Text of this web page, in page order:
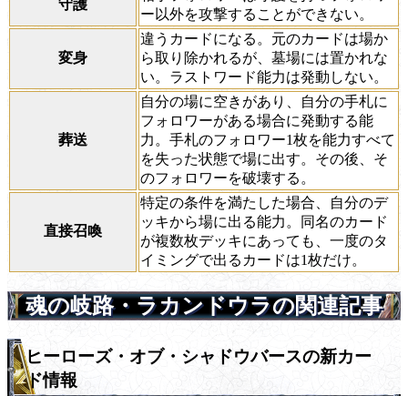
守護
ー以外を攻撃することができない。
変身
違うカードになる。元のカードは場か
ら取り除かれるが、墓場には置かれな
い。ラストワード能力は発動しない。
葬送
自分の場に空きがあり、自分の手札に
フォロワーがある場合に発動する能
力。手札のフォロワー1枚を能力すべて
を失った状態で場に出す。その後、そ
のフォロワーを破壊する。
直接召喚
特定の条件を満たした場合、自分のデ
ッキから場に出る能力。同名のカード
が複数枚デッキにあっても、一度のタ
イミングで出るカードは1枚だけ。
魂の岐路・ラカンドウラの関連記事
ヒーローズ・オブ・シャドウバースの新カー
ド情報